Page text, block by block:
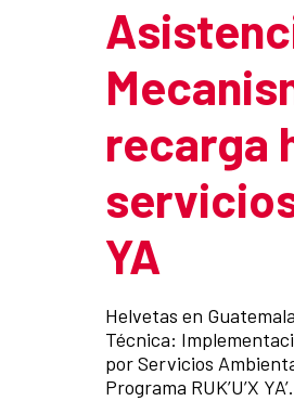
recarga
YA
Helvetas en
Técnica:
por Servicios
Programa RUK’U’X YA’.